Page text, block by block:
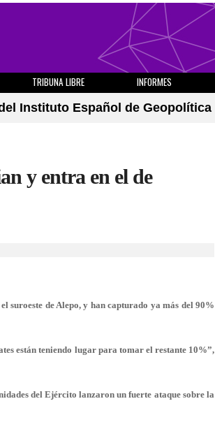
TRIBUNA LIBRE INFORMES
Instituto Español de Geopolítica
y entra en el de
suroeste de Alepo, y han capturado ya más del 90%
están teniendo lugar para tomar el restante 10%”,
del Ejército lanzaron un fuerte ataque sobre la